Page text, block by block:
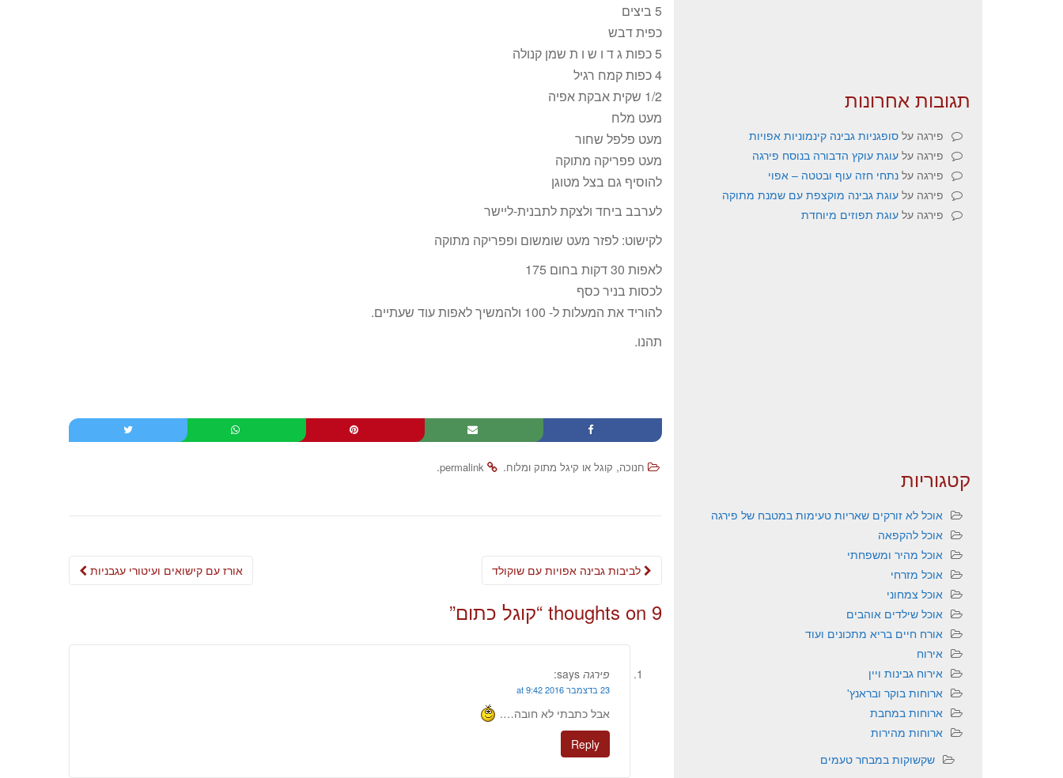
5 ביצים
כפית דבש
5 כפות ג ד ו ש ו ת שמן קנולה
4 כפות קמח רגיל
1/2 שקית אבקת אפיה
מעט מלח
מעט פלפל שחור
מעט פפריקה מתוקה
להוסיף גם בצל מטוגן
לערבב ביחד ולצקת לתבנית-ליישר
לקישוט: לפזר מעט שומשום ופפריקה מתוקה
לאפות 30 דקות בחום 175
לכסות בניר כסף
להוריד את המעלות ל- 100 ולהמשיך לאפות עוד שעתיים.
תהנו.
חנוכה, קוגל או קיגל מתוק ומלוח.
permalink
.
Post
אורז עם קישואים ועיטורי עגבניות
9 thoughts on “ קוגל כתום”
פירגה says:
23 בדצמבר 2016 at 9:42
אבל כתבתי לא חובה….
Reply
תגובות אחרונות
פירגה על סופגניות גבינה קינמוניות אפויות
פירגה על עוגת עוקץ הדבורה בנוסח פירגה
פירגה על נתחי חזה עוף ובטטה – אפוי
פירגה על עוגת גבינה מוקצפת עם שמנת מתוקה
פירגה על עוגת תפוזים מיוחדת
קטגוריות
אוכל לא זורקים שאריות טעימות במטבח של פירגה
אוכל להקפאה
אוכל מהיר ומשפחתי
אוכל מזרחי
אוכל צמחוני
אוכל שילדים אוהבים
אורח חיים בריא מתכונים ועוד
אירוח
אירוח גבינות ויין
ארוחות בוקר ובראנץ'
ארוחות במחבת
ארוחות מהירות
שקשוקות במבחר טעמים